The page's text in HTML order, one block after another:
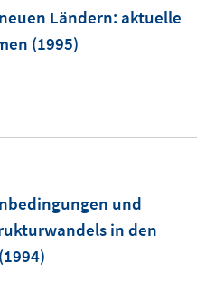
n
Ländern: aktuelle
(1995)
und
in den
(1994)